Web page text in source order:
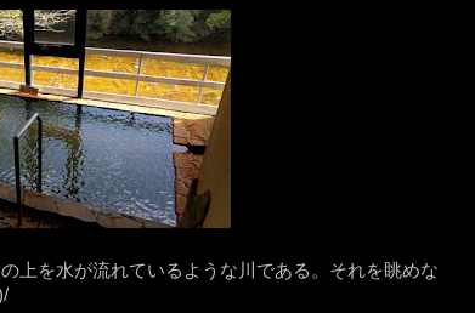
上を水が流れているような川である。それを眺めな